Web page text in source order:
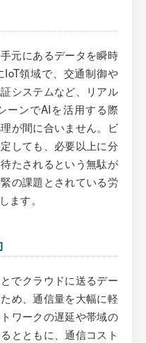
元にあるデータを瞬時
領域で、交通制御や
システムなど、リアル
ーンでAIを活用する際
が間に合いません。ビ
しても、必要以上に分
たされるという無駄が
の課題とされている労
ます。
でクラウドに送るデー
め、通信量を大幅に軽
ワークの遅延や帯域の
とともに、通信コスト